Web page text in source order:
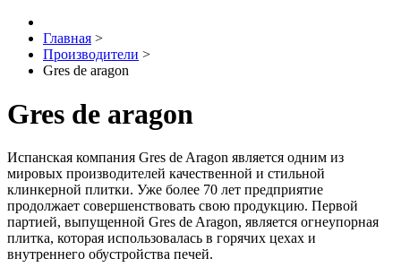
Главная >
Производители >
Gres de aragon
Gres de aragon
Испанская компания Gres de Aragon является одним из
мировых производителей качественной и стильной
клинкерной плитки. Уже более 70 лет предприятие
продолжает совершенствовать свою продукцию. Первой
партией, выпущенной Gres de Aragon, является огнеупорная
плитка, которая использовалась в горячих цехах и
внутреннего обустройства печей.